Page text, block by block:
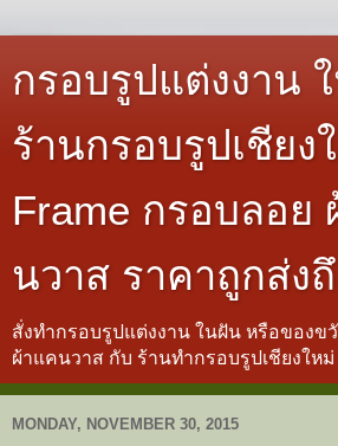
กรอบรูปแต่งงาน
ร้านกรอบรูปเชียง
Frame กรอบลอย
นวาส ราคาถูกส่ง
สั่งทำกรอบรูปแต่งงาน ในฝัน หรือของข
ผ้าแคนวาส กับ ร้านทำกรอบรูปเชียงใหม่
MONDAY, NOVEMBER 30, 2015